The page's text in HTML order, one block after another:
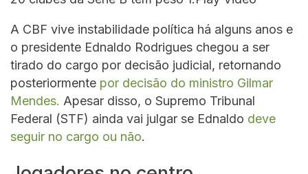
A CBF vive instabilidade política há alguns anos e
o presidente Ednaldo Rodrigues chegou a ser
tirado do cargo por decisão judicial, retornando
posteriormente por decisão do ministro Gilmar
Mendes. Apesar disso, o Supremo Tribunal
Federal (STF) ainda vai julgar se Ednaldo deve
seguir no cargo ou não.